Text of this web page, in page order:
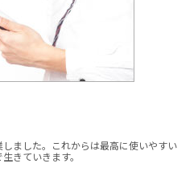
ました。これからは最高に使いやすい
きていきます。